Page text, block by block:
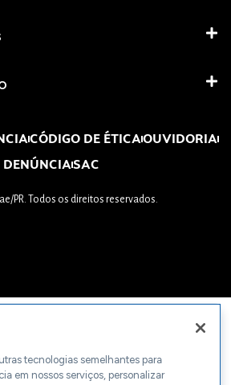
CÓDIGO DE ÉTICAOUVIDORIA
DENÚNCIASAC
PR. Todos os direitos reservados.
tecnologias semelhantes para
em nossos serviços, personalizar